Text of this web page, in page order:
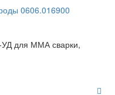
для ММА сварки,